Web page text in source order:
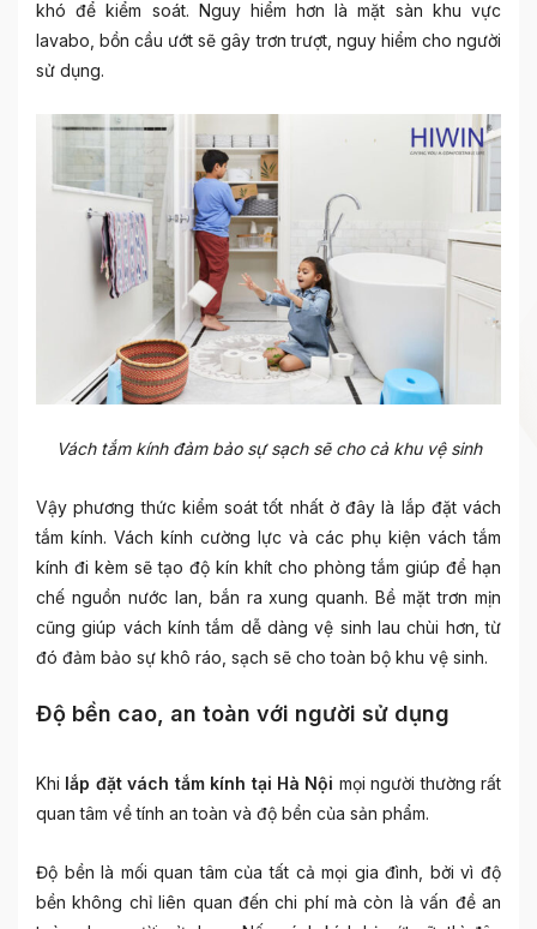
khó để kiểm soát. Nguy hiểm hơn là mặt sàn khu vực
lavabo, bồn cầu ướt sẽ gây trơn trượt, nguy hiểm cho người
sử dụng.
Vách tắm kính đảm bảo sự sạch sẽ cho cả khu vệ sinh
Vậy phương thức kiểm soát tốt nhất ở đây là lắp đặt vách
tắm kính. Vách kính cường lực và các phụ kiện vách tắm
kính đi kèm sẽ tạo độ kín khít cho phòng tắm giúp để hạn
chế nguồn nước lan, bắn ra xung quanh. Bề mặt trơn mịn
cũng giúp vách kính tắm dễ dàng vệ sinh lau chùi hơn, từ
đó đảm bảo sự khô ráo, sạch sẽ cho toàn bộ khu vệ sinh.
Độ bền cao, an toàn với người sử dụng
Khi lắp đặt vách tắm kính tại Hà Nội mọi người thường rất
quan tâm về tính an toàn và độ bền của sản phẩm.
Độ bền là mối quan tâm của tất cả mọi gia đình, bởi vì độ
bền không chỉ liên quan đến chi phí mà còn là vấn đề an